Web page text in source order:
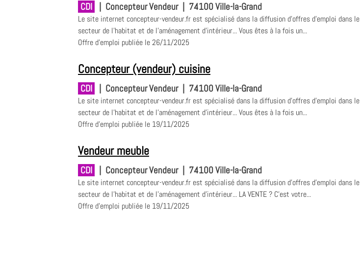
CDI | Concepteur Vendeur | 74100 Ville-la-Grand
Le site internet concepteur-vendeur.fr est spécialisé dans la diffusion d'offres d'emploi dans le
secteur de l'habitat et de l'aménagement d'intérieur... Vous êtes à la fois un...
Offre d'emploi publiée le 26/11/2025
Concepteur (vendeur) cuisine
CDI | Concepteur Vendeur | 74100 Ville-la-Grand
Le site internet concepteur-vendeur.fr est spécialisé dans la diffusion d'offres d'emploi dans le
secteur de l'habitat et de l'aménagement d'intérieur... Vous êtes à la fois un...
Offre d'emploi publiée le 19/11/2025
Vendeur meuble
CDI | Concepteur Vendeur | 74100 Ville-la-Grand
Le site internet concepteur-vendeur.fr est spécialisé dans la diffusion d'offres d'emploi dans le
secteur de l'habitat et de l'aménagement d'intérieur... LA VENTE ? C'est votre...
Offre d'emploi publiée le 19/11/2025